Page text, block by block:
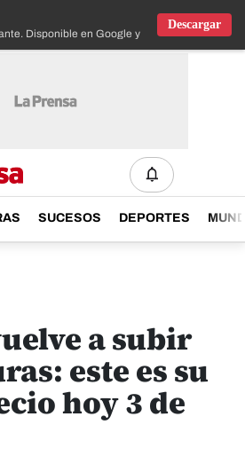
Disponible en Google y IOS
Descargar
SUCESOS DEPORTES
a subir
este es su
hoy 3 de